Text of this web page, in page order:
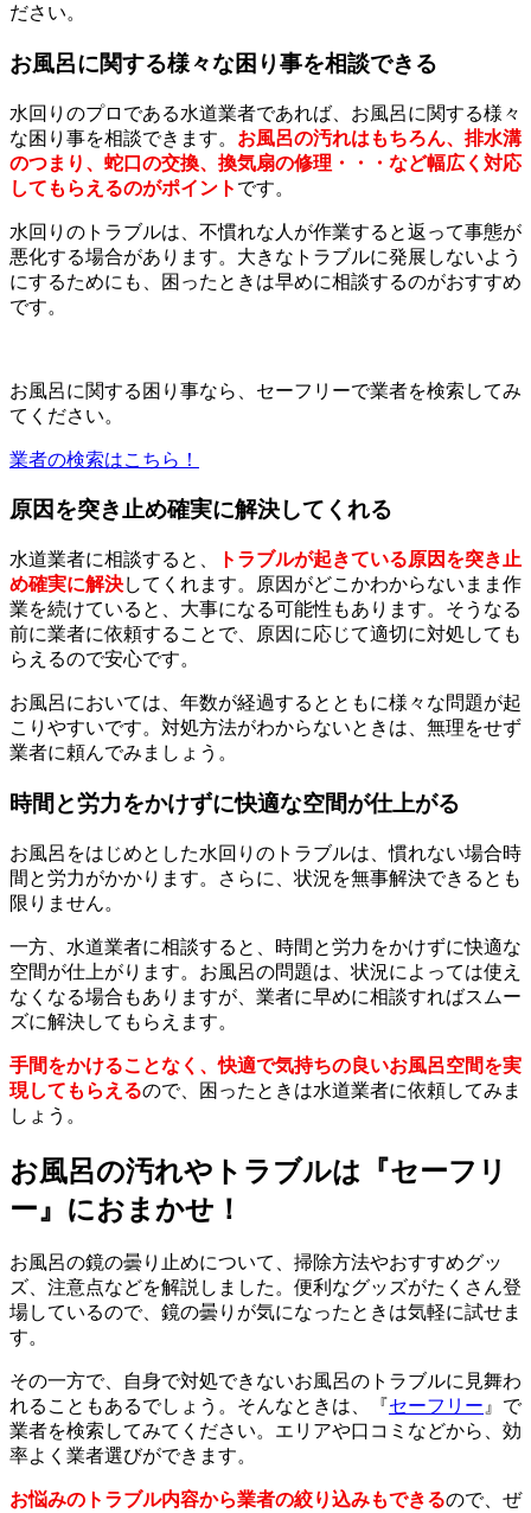
ださい。
お風呂に関する様々な困り事を相談できる
水回りのプロである水道業者であれば、お風呂に関する様々
な困り事を相談できます。 お風呂の汚れはもちろん、排水溝
のつまり、蛇口の交換、換気扇の修理・・・など幅広く対応
してもらえるのがポイント です。
水回りのトラブルは、不慣れな人が作業すると返って事態が
悪化する場合があります。大きなトラブルに発展しないよう
にするためにも、困ったときは早めに相談するのがおすすめ
です。
お風呂に関する困り事なら、セーフリーで業者を検索してみ
てください。
業者の検索はこちら！
原因を突き止め確実に解決してくれる
水道業者に相談すると、
トラブルが起きている原因を突き止
め確実に解決してくれます。原因がどこかわからないまま作
業を続けていると、大事になる可能性もあります。そうなる
前に業者に依頼することで、原因に応じて適切に対処しても
らえるので安心です。
お風呂においては、年数が経過するとともに様々な問題が起
こりやすいです。対処方法がわからないときは、無理をせず
業者に頼んでみましょう。
時間と労力をかけずに快適な空間が仕上がる
お風呂をはじめとした水回りのトラブルは、慣れない場合時
間と労力がかかります。さらに、状況を無事解決できるとも
限りません。
一方、水道業者に相談すると、時間と労力をかけずに快適な
空間が仕上がります。お風呂の問題は、状況によっては使え
なくなる場合もありますが、業者に早めに相談すればスムー
ズに解決してもらえます。
手間をかけることなく、快適で気持ちの良いお風呂空間を実
現してもらえるので、困ったときは水道業者に依頼してみま
しょう。
お風呂の汚れやトラブルは『セーフリ
ー』におまかせ！
お風呂の鏡の曇り止めについて、掃除方法やおすすめグッ
ズ、注意点などを解説しました。便利なグッズがたくさん登
場しているので、鏡の曇りが気になったときは気軽に試せま
す。
その一方で、自身で対処できないお風呂のトラブルに見舞わ
れることもあるでしょう。そんなときは、『セーフリー』で
業者を検索してみてください。エリアや口コミなどから、効
率よく業者選びができます。
お悩みのトラブル内容から業者の絞り込みもできるので、ぜ